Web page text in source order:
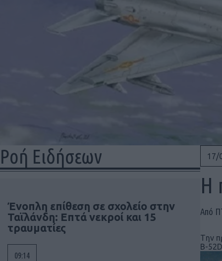
Ροή Ειδήσεων
Ένοπλη επίθεση σε σχολείο στην
Ταϊλάνδη: Επτά νεκροί και 15
τραυματίες
09:14
17/
Η
Από
Tην
Β-